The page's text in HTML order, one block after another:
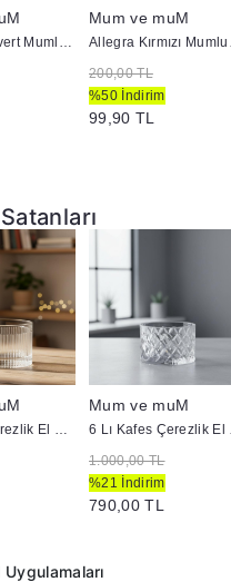
Allegra Lacivert Mumluk 41536
Mum ve muM
200,00 TL
%50 İndirim
99,90 TL
6 Lı Pure Çerezlik El Yapımı
Mum ve muM
6
1.000,00 TL
%21 İndirim
790,00 TL